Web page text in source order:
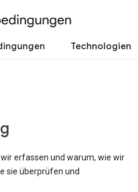
Technologien
erfassen und warum, wie wir
sie überprüfen und